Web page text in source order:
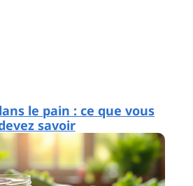
le pain : ce que vous
savoir